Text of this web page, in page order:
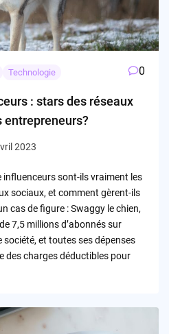
Technologie 0
: stars des réseaux
2023
influenceurs sont-ils vraiment les
sociaux, et comment gèrent-ils
cas de figure : Swaggy le chien,
7,5 millions d’abonnés sur
et toutes ses dépenses
des charges déductibles pour